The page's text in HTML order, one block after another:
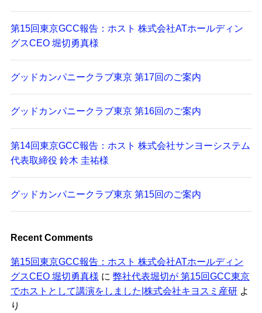
第15回東京GCC報告：ホスト 株式会社ATホールディン
グスCEO 堀切勇真様
グッドカンパニークラブ東京 第17回のご案内
グッドカンパニークラブ東京 第16回のご案内
第14回東京GCC報告：ホスト 株式会社サンヨーシステム
代表取締役 鈴木 圭祐様
グッドカンパニークラブ東京 第15回のご案内
Recent Comments
第15回東京GCC報告：ホスト 株式会社ATホールディン
グスCEO 堀切勇真様 に 弊社代表堀切が 第15回GCC東京
でホストとして講演をしました|株式会社キヨスミ産研よ
り